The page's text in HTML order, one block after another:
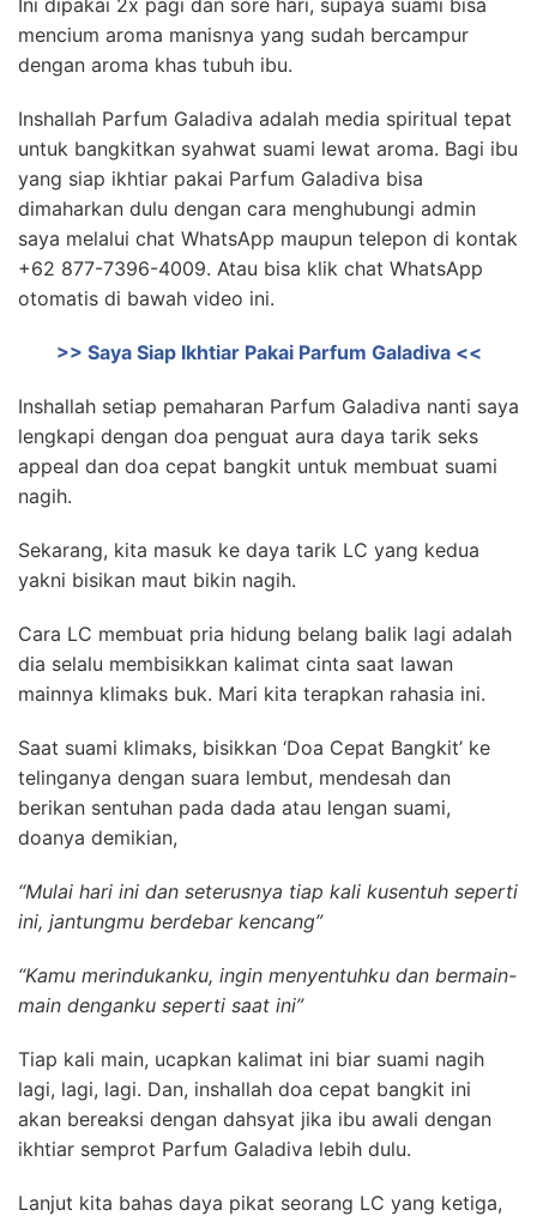
Ini dipakai 2x pagi dan sore hari, supaya suami bisa
mencium aroma manisnya yang sudah bercampur
dengan aroma khas tubuh ibu.
Inshallah Parfum Galadiva adalah media spiritual tepat
untuk bangkitkan syahwat suami lewat aroma. Bagi ibu
yang siap ikhtiar pakai Parfum Galadiva bisa
dimaharkan dulu dengan cara menghubungi admin
saya melalui chat WhatsApp maupun telepon di kontak
+62 877-7396-4009. Atau bisa klik chat WhatsApp
otomatis di bawah video ini.
>> Saya Siap Ikhtiar Pakai Parfum Galadiva <<
Inshallah setiap pemaharan Parfum Galadiva nanti saya
lengkapi dengan doa penguat aura daya tarik seks
appeal dan doa cepat bangkit untuk membuat suami
nagih.
Sekarang, kita masuk ke daya tarik LC yang kedua
yakni bisikan maut bikin nagih.
Cara LC membuat pria hidung belang balik lagi adalah
dia selalu membisikkan kalimat cinta saat lawan
mainnya klimaks buk. Mari kita terapkan rahasia ini.
Saat suami klimaks, bisikkan ‘Doa Cepat Bangkit’ ke
telinganya dengan suara lembut, mendesah dan
berikan sentuhan pada dada atau lengan suami,
doanya demikian,
“Mulai hari ini dan seterusnya tiap kali kusentuh seperti
ini, jantungmu berdebar kencang”
“Kamu merindukanku, ingin menyentuhku dan bermain-
main denganku seperti saat ini”
Tiap kali main, ucapkan kalimat ini biar suami nagih
lagi, lagi, lagi. Dan, inshallah doa cepat bangkit ini
akan bereaksi dengan dahsyat jika ibu awali dengan
ikhtiar semprot Parfum Galadiva lebih dulu.
Lanjut kita bahas daya pikat seorang LC yang ketiga,